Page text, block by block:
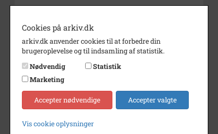
Beskrivelse
Poul Ravn Kristensen (til højre)
fra Brøndby Strand.
Årstal
1945
Dateringsnote
1945
Fotograf
Ukendt
Arkiv
Forstadsmuseet Historiens
Cookies på arkiv.dk
arkiv.dk anvender cookies til at forbedre din
brugeroplevelse og til indsamling af statistik.
Nødvendig
Statistik
Marketing
Accepter nødvendige Accepter valgte
Vis cookie oplysninger